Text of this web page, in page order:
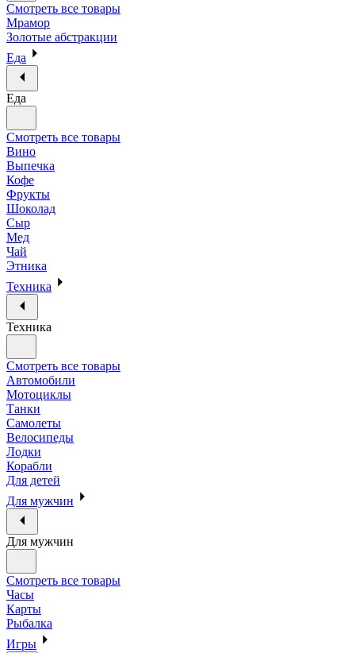
Смотреть все товары
Мрамор
Золотые абстракции
Еда
Еда
Смотреть все товары
Вино
Выпечка
Кофе
Фрукты
Шоколад
Сыр
Мед
Чай
Этника
Техника
Техника
Смотреть все товары
Автомобили
Мотоциклы
Танки
Самолеты
Велосипеды
Лодки
Корабли
Для детей
Для мужчин
Для мужчин
Смотреть все товары
Часы
Карты
Рыбалка
Игры